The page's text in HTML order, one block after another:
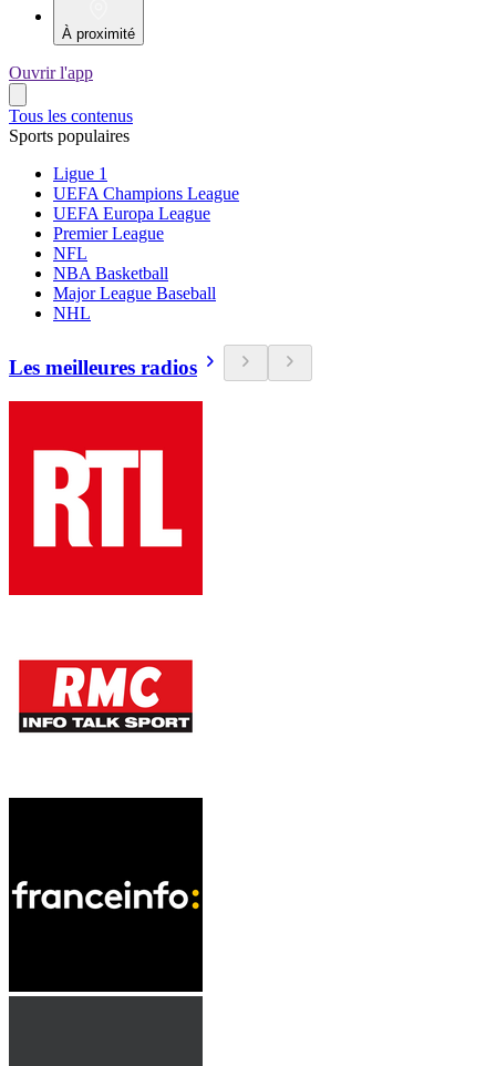
À proximité
Ouvrir l'app
Tous les contenus
Sports populaires
Ligue 1
UEFA Champions League
UEFA Europa League
Premier League
NFL
NBA Basketball
Major League Baseball
NHL
Les meilleures radios